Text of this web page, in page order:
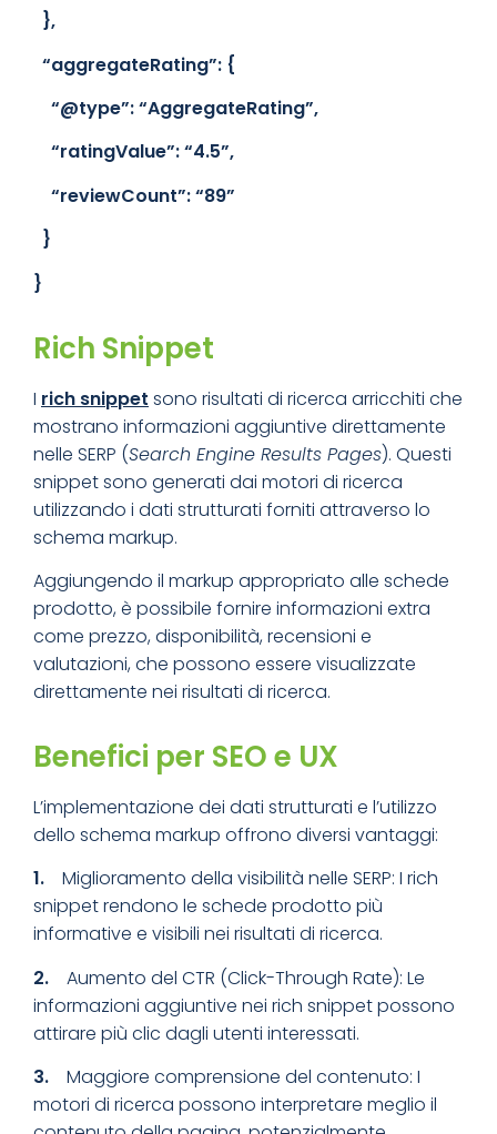
},
“aggregateRating”: {
“@type”:“AggregateRating”,
“ratingValue”:“4.5”,
“reviewCount”:“89”
}
}
Rich Snippet
I rich snippet sono risultati di ricerca arricchiti che
mostrano informazioni aggiuntive direttamente
nelle SERP (Search Engine Results Pages). Questi
snippet sono generati dai motori di ricerca
utilizzando i dati strutturati forniti attraverso lo
schema markup.
Aggiungendo il markup appropriato alle schede
prodotto, è possibile fornire informazioni extra
come prezzo, disponibilità, recensioni e
valutazioni, che possono essere visualizzate
direttamente nei risultati di ricerca.
Benefici per SEO e UX
L’implementazione dei dati strutturati e l’utilizzo
dello schema markup offrono diversi vantaggi:
1. Miglioramento della visibilità nelle SERP: I rich
snippet rendono le schede prodotto più
informative e visibili nei risultati di ricerca.
2. Aumento del CTR (Click-Through Rate): Le
informazioni aggiuntive nei rich snippet possono
attirare più clic dagli utenti interessati.
3. Maggiore comprensione del contenuto: I
motori di ricerca possono interpretare meglio il